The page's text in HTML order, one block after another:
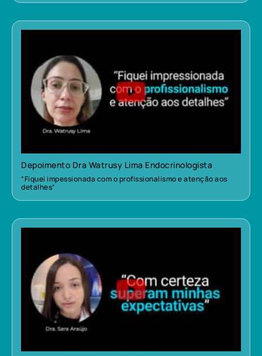
Depoimento Dra Watrusy Lima Endocrinologista
“Fiquei impessionada com o profissionalismo e atenção aos
detalhes”